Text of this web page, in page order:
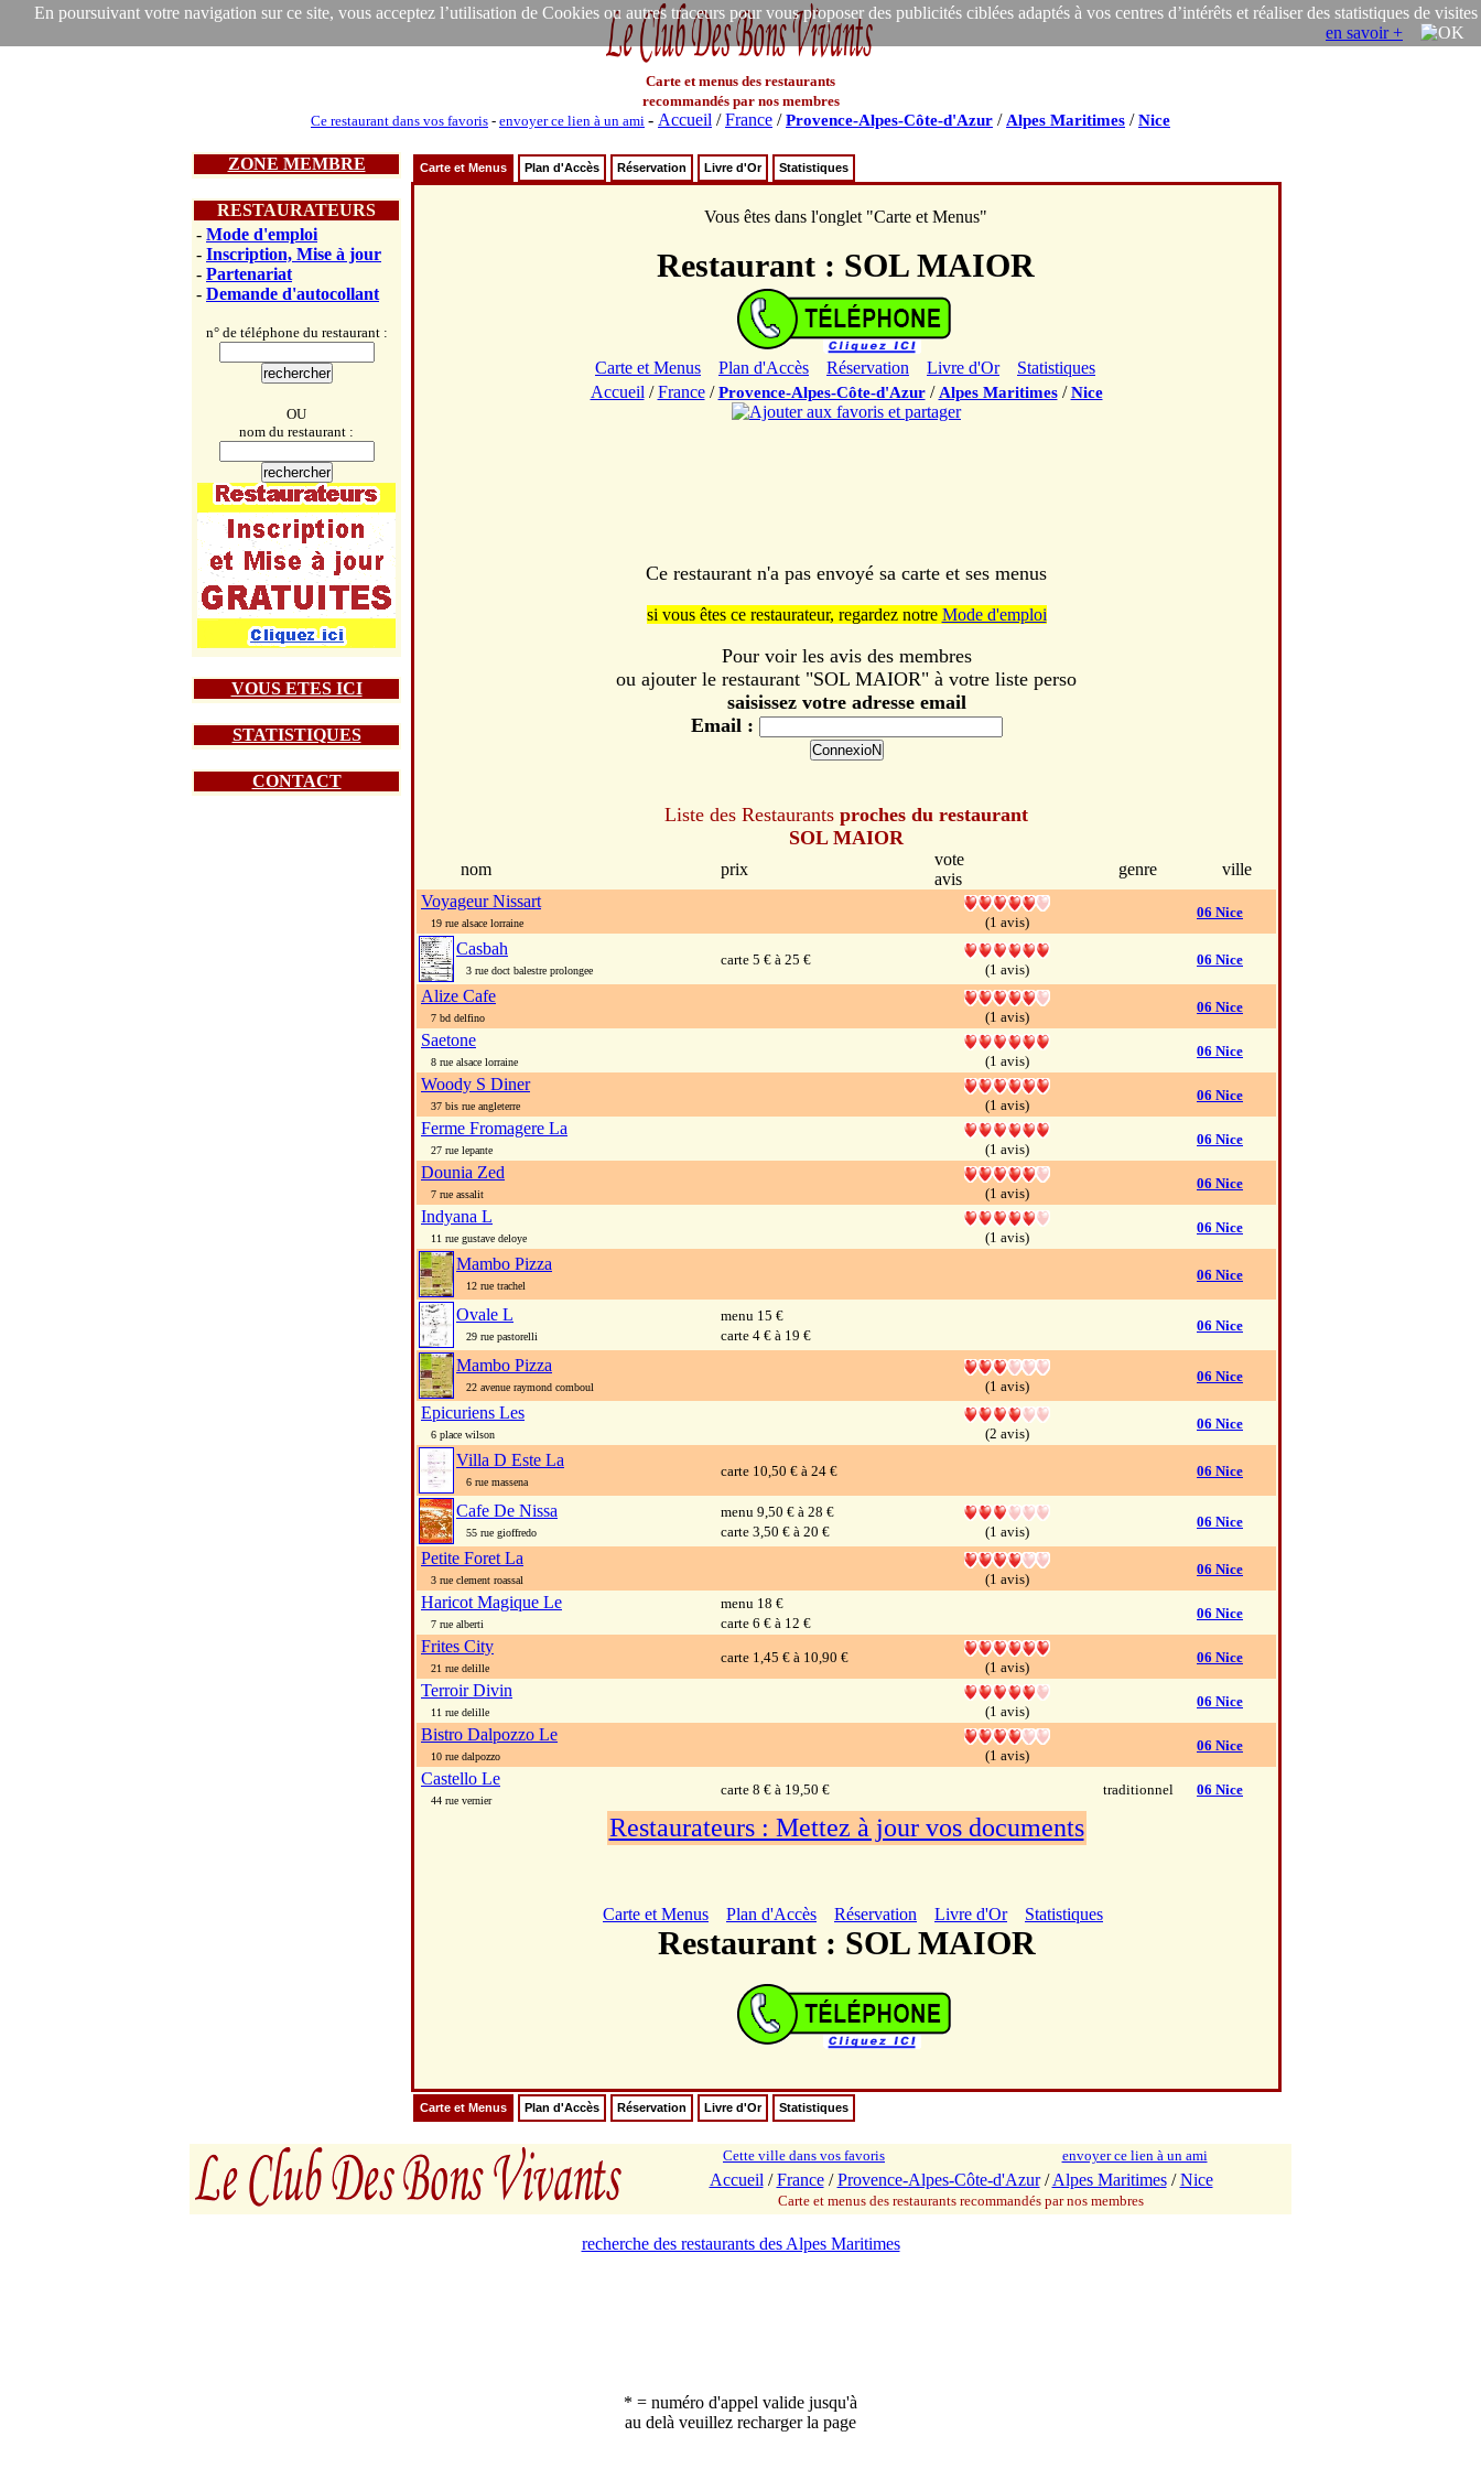
En poursuivant votre navigation sur ce site, vous acceptez l’utilisation de Cookies ou autres traceurs pour vous proposer des publicités ciblées adaptés à vos centres d’intérêts et réaliser des statistiques de visites
en savoir +
Carte et menus des restaurants
recommandés par nos membres
Ce restaurant dans vos favoris - envoyer ce lien à un ami - Accueil /France /Provence-Alpes-Côte-d'Azur / Alpes Maritimes /Nice
ZONE MEMBRE
RESTAURATEURS
- Mode d'emploi
- Inscription, Mise à jour
- Partenariat
- Demande d'autocollant
n° de téléphone du restaurant :
OU
nom du restaurant :
VOUS ETES ICI
STATISTIQUES
CONTACT
Carte et Menus Plan d'Accès Réservation Livre d'Or Statistiques
Vous êtes dans l'onglet "Carte et Menus"
Restaurant : SOL MAIOR
Carte et Menus Plan d'Accès Réservation Livre d'Or
Statistiques
Accueil /France/Provence-Alpes-Côte-d'Azur/ Alpes Maritimes/Nice
Ce restaurant n'a pas envoyé sa carte et ses menus
si vous êtes ce restaurateur, regardez notre Mode d'emploi
Pour voir les avis des membres
ou ajouter le restaurant "SOL MAIOR" à votre liste perso
saisissez votre adresse email
Email :
Liste des Restaurants proches du restaurant
SOL MAIOR
nom prix
vote
avis
genre
ville
Voyageur Nissart
19 rue alsace lorraine (1 avis)
06 Nice
Casbah
3 rue doct balestre prolongee
carte 5 € à 25 €
(1 avis)
06 Nice
Alize Cafe
7 bd delfino (1 avis)
06 Nice
Saetone
8 rue alsace lorraine (1 avis)
06 Nice
Woody S Diner
37 bis rue angleterre (1 avis)
06 Nice
Ferme Fromagere La
27 rue lepante (1 avis)
06 Nice
Dounia Zed
7 rue assalit (1 avis)
06 Nice
Indyana L
11 rue gustave deloye (1 avis)
06 Nice
Mambo Pizza
12 rue trachel
06 Nice
Ovale L
29 rue pastorelli
menu 15 €
carte 4 € à 19 €
06 Nice
Mambo Pizza
22 avenue raymond comboul (1 avis)
06 Nice
Epicuriens Les
6 place wilson (2 avis)
06 Nice
Villa D Este La
6 rue massena
carte 10,50 € à 24 € 06 Nice
Cafe De Nissa
55 rue gioffredo
menu 9,50 € à 28 €
carte 3,50 € à 20 €
(1 avis)
06 Nice
Petite Foret La
3 rue clement roassal (1 avis)
06 Nice
Haricot Magique Le
7 rue alberti
menu 18 €
carte 6 € à 12 €
06 Nice
Frites City
21 rue delille
carte 1,45 € à 10,90 €
(1 avis)
06 Nice
Terroir Divin
11 rue delille (1 avis)
06 Nice
Bistro Dalpozzo Le
10 rue dalpozzo (1 avis)
06 Nice
Castello Le
44 rue vernier
carte 8 € à 19,50 € traditionnel 06 Nice
Restaurateurs : Mettez à jour vos documents
Carte et Menus Plan d'Accès Réservation Livre d'Or Statistiques
Restaurant : SOL MAIOR
Carte et Menus Plan d'Accès Réservation Livre d'Or Statistiques
Cette ville dans vos favoris envoyer ce lien à un ami
Accueil /France/Provence-Alpes-Côte-d'Azur/Alpes Maritimes/Nice
Carte et menus des restaurants recommandés par nos membres
recherche des restaurants des Alpes Maritimes
* = numéro d'appel valide jusqu'à
au delà veuillez recharger la page